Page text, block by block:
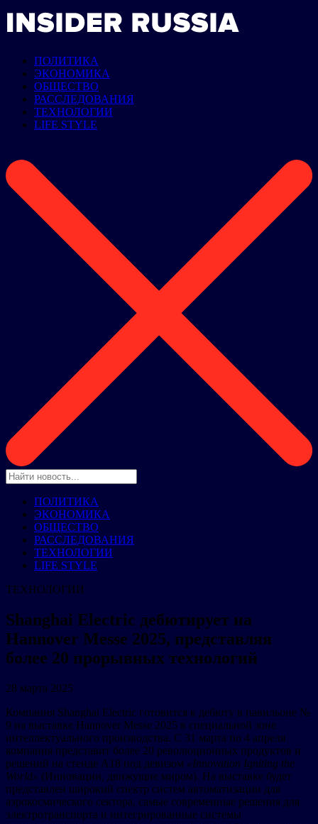
ПОЛИТИКА
ЭКОНОМИКА
ОБЩЕСТВО
РАССЛЕДОВАНИЯ
ТЕХНОЛОГИИ
LIFE STYLE
ПОЛИТИКА
ЭКОНОМИКА
ОБЩЕСТВО
РАССЛЕДОВАНИЯ
ТЕХНОЛОГИИ
LIFE STYLE
ТЕХНОЛОГИИ
Shanghai Electric дебютирует на
Hannover Messe 2025, представляя
более 20 прорывных технологий
28 марта 2025
Компания Shanghai Electric готовится к дебюту в павильоне №
9 на выставке Hannover Messe 2025 в специальной зоне
интеллектуального производства. С 31 марта по 4 апреля
компания представит более 20 революционных продуктов и
решений на стенде A18 под девизом «Innovation Igniting the
World» (Инновации, движущие миром). На выставке будет
представлен широкий спектр систем автоматизации для
аэрокосмического сектора, самые современные решения для
электротранспорта и интегрированные системы